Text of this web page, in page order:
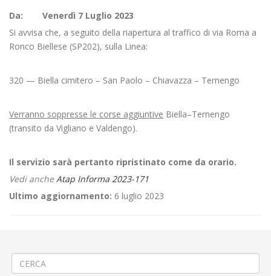
Da: Venerdì 7 Luglio 2023
Si avvisa che, a seguito della riapertura al traffico di via Roma a
Ronco Biellese (SP202), sulla Linea:
320 — Biella cimitero – San Paolo – Chiavazza – Ternengo
Verranno soppresse le corse aggiuntive Biella–Ternengo
(transito da Vigliano e Valdengo).
Il servizio sarà pertanto ripristinato come da orario.
Vedi ancheAtap Informa 2023-171
Ultimo aggiornamento: 6 luglio 2023